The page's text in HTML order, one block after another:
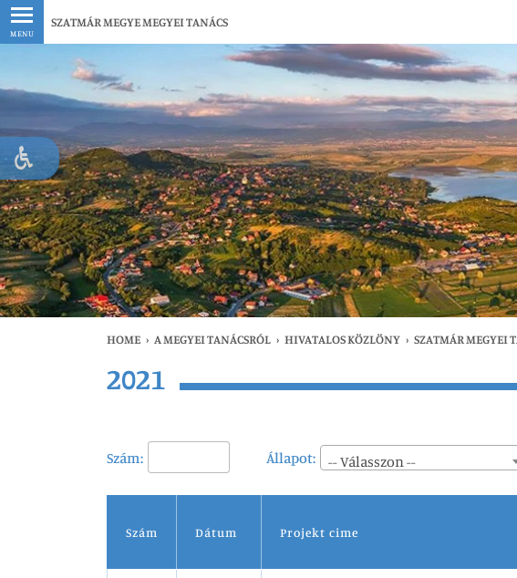
MENU
SZATMÁR MEGYE MEGYEI TANÁCS
HOME › A MEGYEI TANÁCSRÓL › HIVATALOS KÖZLÖNY › SZATMÁR MEGYEI
Legfrissebb
2021
Szám: Állapot: -- Válasszon --
Szám Dátum Projekt cime